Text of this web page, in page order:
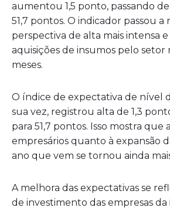
aumentou 1,5 ponto, passando
51,7 pontos. O indicador passou a
perspectiva de alta mais intensa e
aquisições de insumos pelo setor
meses.
O índice de expectativa de nível
sua vez, registrou alta de 1,3
para 51,7 pontos. Isso mostra que
empresários quanto à expansão
ano que vem se tornou ainda
A melhora das expectativas se
de investimento das empresas